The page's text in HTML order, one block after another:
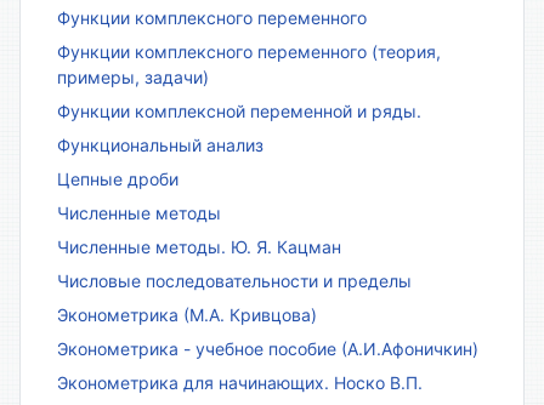
Функции комплексного переменного
Функции комплексного переменного (теория,
примеры, задачи)
Функции комплексной переменной и ряды.
Функциональный анализ
Цепные дроби
Численные методы
Численные методы. Ю. Я. Кацман
Числовые последовательности и пределы
Эконометрика (М.А. Кривцова)
Эконометрика - учебное пособие (А.И.Афоничкин)
Эконометрика для начинающих. Носко В.П.